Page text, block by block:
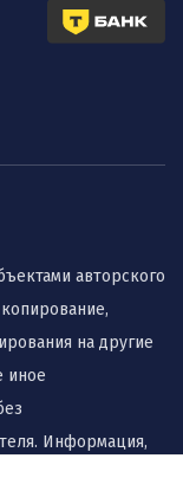
авторского
на другие
иное
Информация,